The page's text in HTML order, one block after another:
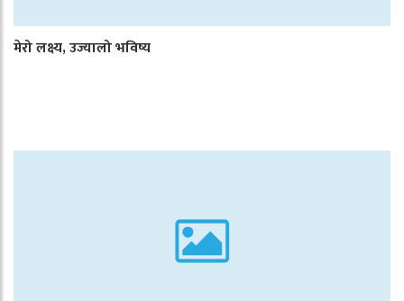
मेरो लक्ष्य, उज्यालो भविष्य